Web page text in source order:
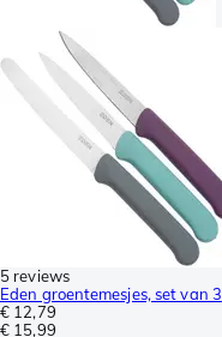
5 reviews
Eden groentemesjes, set van 3
€ 12,79
€ 15,99